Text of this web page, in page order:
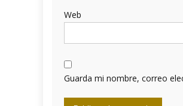
Web
Guarda mi nombre, correo